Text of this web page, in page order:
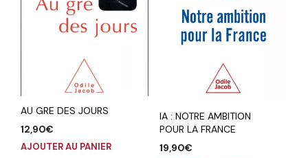
AU GRE DES JOURS
12,90€
AJOUTER AU PANIER
IA : NOTRE AMBITION
POUR LA FRANCE
19,90€